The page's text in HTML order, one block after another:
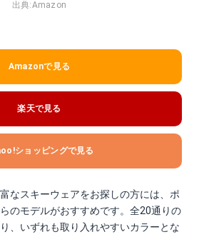
出典:Amazon
Amazonで見る
楽天で見る
ショッピングで見る
なスキーウェアをお探しの方には、ポ
のモデルがおすすめです。全20通りの
、いずれも取り入れやすいカラーとな